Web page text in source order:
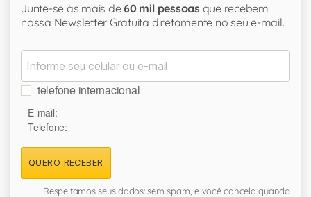
Junte-se às mais de60 mil pessoas que recebem
nossa Newsletter Gratuita diretamente no seu e-mail.
telefone internacional
E-mail:
Telefone:
QUERO RECEBER
Respeitamos seus dados: sem spam, e você cancela quando